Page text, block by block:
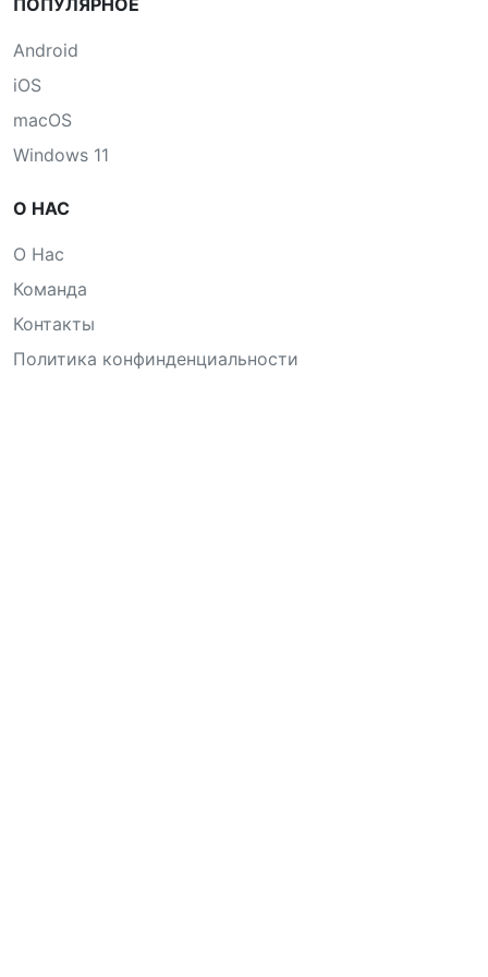
Android
iOS
macOS
Windows 11
О НАС
О Нас
Команда
Контакты
Политика конфинденциальности